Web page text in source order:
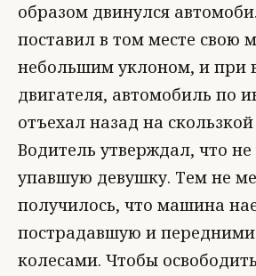
образом двинулся
поставил в том месте свою
небольшим уклоном, и при
двигателя, автомобиль по
отъехал назад на
Водитель утверждал, что
упавшую девушку. Тем не
получилось, что машина
пострадавшую и
колесами. Чтобы